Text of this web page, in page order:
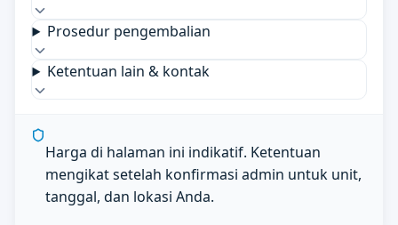
Prosedur pengembalian
Ketentuan lain & kontak
Harga di halaman ini indikatif. Ketentuan
mengikat setelah konfirmasi admin untuk unit,
tanggal, dan lokasi Anda.